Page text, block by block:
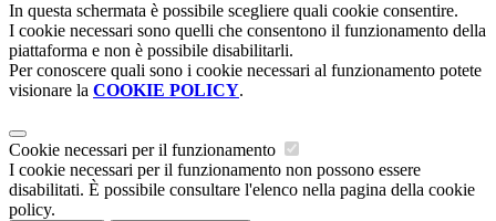
In questa schermata è possibile scegliere quali cookie consentire.
I cookie necessari sono quelli che consentono il funzionamento della
piattaforma e non è possibile disabilitarli.
Per conoscere quali sono i cookie necessari al funzionamento potete
visionare la COOKIE POLICY.
Cookie necessari per il funzionamento
I cookie necessari per il funzionamento non possono essere
disabilitati. È possibile consultare l'elenco nella pagina della cookie
policy.